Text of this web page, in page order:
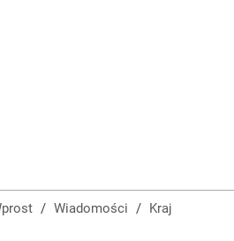
Wprost / Wiadomości / Kraj